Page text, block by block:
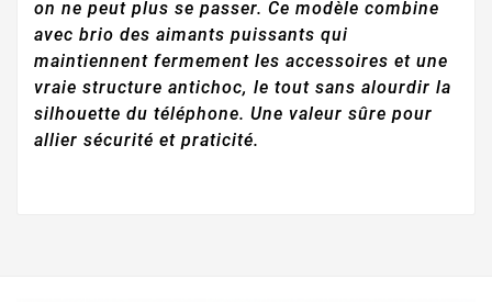
on ne peut plus se passer. Ce modèle combine
avec brio des aimants puissants qui
maintiennent fermement les accessoires et une
vraie structure antichoc, le tout sans alourdir la
silhouette du téléphone. Une valeur sûre pour
allier sécurité et praticité.